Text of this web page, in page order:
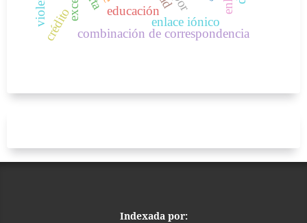
educación
enlace iónico
combinación de correspondencia
crédito
Indexada por: